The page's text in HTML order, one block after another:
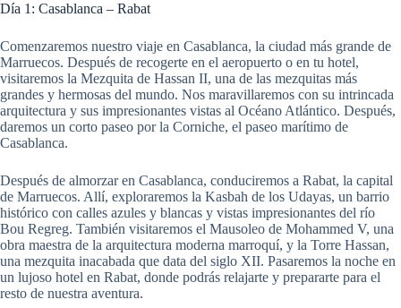
Día 1: Casablanca – Rabat
Comenzaremos nuestro viaje en Casablanca, la ciudad más grande de
Marruecos. Después de recogerte en el aeropuerto o en tu hotel,
visitaremos la Mezquita de Hassan II, una de las mezquitas más
grandes y hermosas del mundo. Nos maravillaremos con su intrincada
arquitectura y sus impresionantes vistas al Océano Atlántico. Después,
daremos un corto paseo por la Corniche, el paseo marítimo de
Casablanca.
Después de almorzar en Casablanca, conduciremos a Rabat, la capital
de Marruecos. Allí, exploraremos la Kasbah de los Udayas, un barrio
histórico con calles azules y blancas y vistas impresionantes del río
Bou Regreg. También visitaremos el Mausoleo de Mohammed V, una
obra maestra de la arquitectura moderna marroquí, y la Torre Hassan,
una mezquita inacabada que data del siglo XII. Pasaremos la noche en
un lujoso hotel en Rabat, donde podrás relajarte y prepararte para el
resto de nuestra aventura.